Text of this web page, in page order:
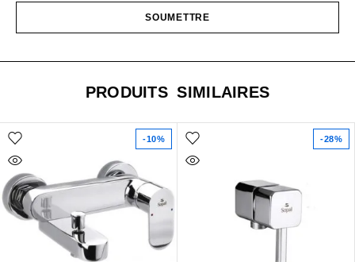
PRODUITS SIMILAIRES
-10% -28%